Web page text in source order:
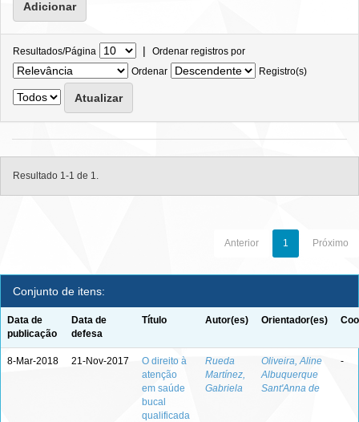
Resultados/Página | Ordenar registros por
Ordenar
Registro(s)
Resultado 1-1 de 1.
Anterior 1 Próximo
Conjunto de itens:
Data de
publicação
Data de
defesa
Título Autor(es) Orientador(es)
8-Mar-2018 21-Nov-2017
O direito à
atenção
em saúde
bucal
qualificada
Rueda
Martínez,
Gabriela
Oliveira, Aline
Albuquerque
Sant'Anna de
-